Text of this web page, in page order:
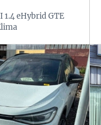
eHybrid GTE